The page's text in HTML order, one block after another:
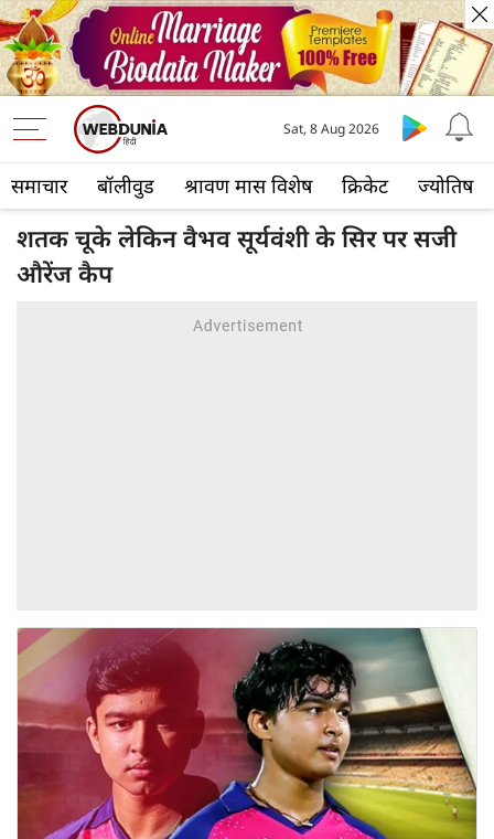
समाचार बॉलीवुड श्रावण मास विशेष क्रिकेट ज्योतिष
Sat, 8 Aug 2026
शतक चूके लेकिन वैभव सूर्यवंशी के सिर पर सजी
औरेंज कैप